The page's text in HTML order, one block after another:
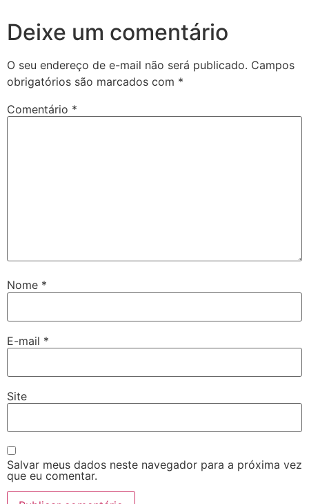
Deixe um comentário
O seu endereço de e-mail não será publicado. Campos
obrigatórios são marcados com *
Comentário *
Nome *
E-mail *
Site
Salvar meus dados neste navegador para a próxima vez
que eu comentar.